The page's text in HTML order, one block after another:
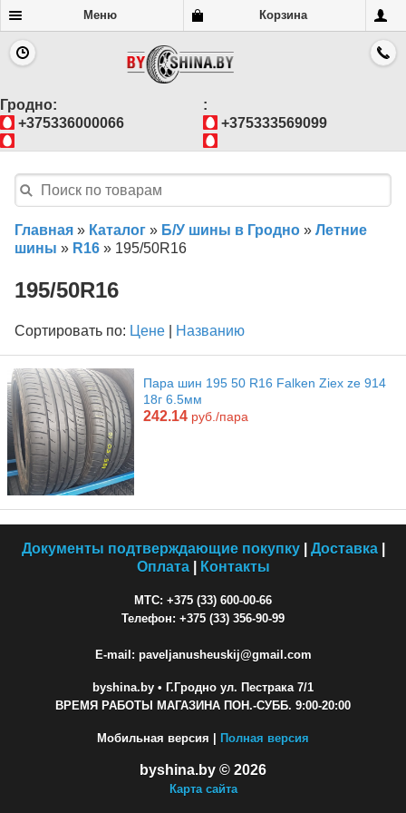
Меню Корзина
Гродно:
+375336000066
:
+375333569099
Главная » Каталог » Б/У шины в Гродно » Летние
шины » R16 » 195/50R16
195/50R16
Сортировать по: Цене Названию
Пара шин 195 50 R16 Falken Ziex ze 914
18г 6.5мм
242.14 руб./пара
Документы подтверждающие покупку| Доставка|
Оплата| Контакты
МТС: +375 (33) 600-00-66
Телефон: +375 (33) 356-90-99
E-mail: paveljanusheuskij@gmail.com
byshina.by • Г.Гродно ул. Пестрака 7/1
ВРЕМЯ РАБОТЫ МАГАЗИНА ПОН.-СУББ. 9:00-20:00
Мобильная версия | Полная версия
byshina.by © 2026
Карта сайта